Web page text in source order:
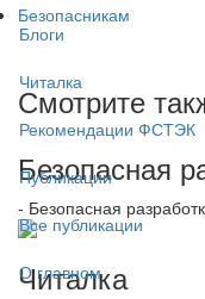
Блоги
Читалка
Рекомендации ФСТЭК
Публикации
Все публикации
О главном
Безопасникам
Смотрите
Безопасная
- Безопасная
Читалка